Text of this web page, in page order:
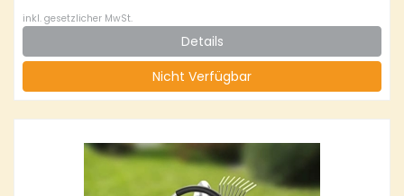
inkl. gesetzlicher MwSt.
Details
Nicht Verfügbar